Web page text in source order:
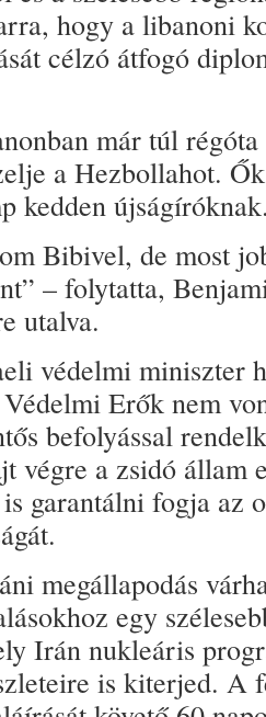
hogy a libanoni
célzó átfogó
már túl
a Hezbollahot.
kedden
Bibivel, de most
– folytatta,
utalva.
védelmi miniszter
Erők nem
befolyással
végre a zsidó állam
garantálni fogja az
megállapodás
egy
Irán nukleáris
is kiterjed. A